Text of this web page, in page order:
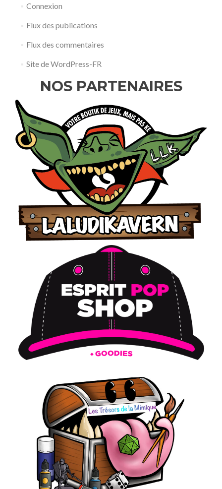
Connexion
Flux des publications
Flux des commentaires
Site de WordPress-FR
NOS PARTENAIRES